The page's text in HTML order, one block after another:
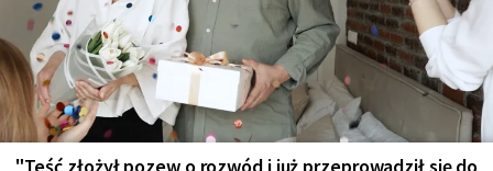
"Teść złożył pozew o rozwód i już przeprowadził się do